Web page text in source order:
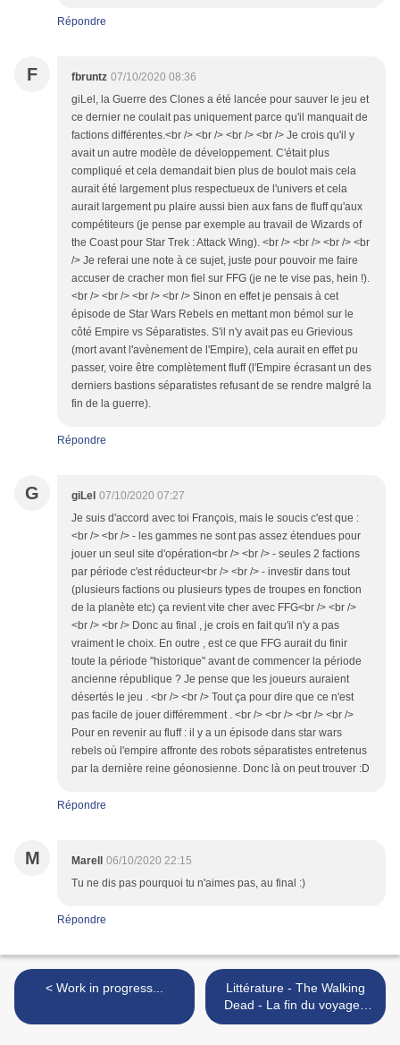
Répondre
F fbruntz 07/10/2020 08:36
giLel, la Guerre des Clones a été lancée pour sauver le jeu et
ce dernier ne coulait pas uniquement parce qu'il manquait de
factions différentes.<br /> <br /> <br /> <br /> Je crois qu'il y
avait un autre modèle de développement. C'était plus
compliqué et cela demandait bien plus de boulot mais cela
aurait été largement plus respectueux de l'univers et cela
aurait largement pu plaire aussi bien aux fans de fluff qu'aux
compétiteurs (je pense par exemple au travail de Wizards of
the Coast pour Star Trek : Attack Wing). <br /> <br /> <br /> <br
/> Je referai une note à ce sujet, juste pour pouvoir me faire
accuser de cracher mon fiel sur FFG (je ne te vise pas, hein !).
<br /> <br /> <br /> <br /> Sinon en effet je pensais à cet
épisode de Star Wars Rebels en mettant mon bémol sur le
côté Empire vs Séparatistes. S'il n'y avait pas eu Grievious
(mort avant l'avènement de l'Empire), cela aurait en effet pu
passer, voire être complètement fluff (l'Empire écrasant un des
derniers bastions séparatistes refusant de se rendre malgré la
fin de la guerre).
Répondre
G giLel 07/10/2020 07:27
Je suis d'accord avec toi François, mais le soucis c'est que :
<br /> <br /> - les gammes ne sont pas assez étendues pour
jouer un seul site d'opération<br /> <br /> - seules 2 factions
par période c'est réducteur<br /> <br /> - investir dans tout
(plusieurs factions ou plusieurs types de troupes en fonction
de la planète etc) ça revient vite cher avec FFG<br /> <br />
<br /> <br /> Donc au final , je crois en fait qu'il n'y a pas
vraiment le choix. En outre , est ce que FFG aurait du finir
toute la période "historique" avant de commencer la période
ancienne république ? Je pense que les joueurs auraient
désertés le jeu . <br /> <br /> Tout ça pour dire que ce n'est
pas facile de jouer différemment . <br /> <br /> <br /> <br />
Pour en revenir au fluff : il y a un épisode dans star wars
rebels où l'empire affronte des robots séparatistes entretenus
par la dernière reine géonosienne. Donc là on peut trouver :D
Répondre
M Marell
06/10/2020 22:15
Tu ne dis pas pourquoi tu n'aimes pas, au final :)
Répondre
< Work in progress...
Littérature - The Walking
Dead - La fin du voyage !
(3/5) >